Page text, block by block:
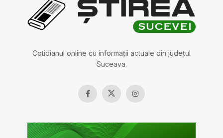
Cotidianul online cu informații actuale din județul
Suceava.